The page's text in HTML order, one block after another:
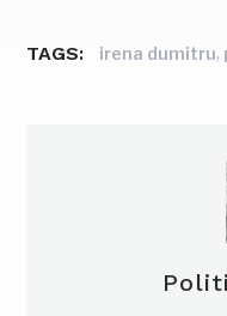
TAGS: irena dumitru,